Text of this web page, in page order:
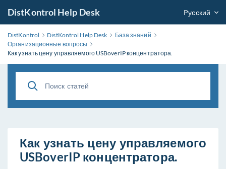
DistKontrol Help Desk Pусский
DistKontrol DistKontrol Help Desk
База знаний
Организационные вопросы
Как узнать цену управляемого USBoverIP концентратора.
Как узнать цену управляемого
USBoverIP концентратора.